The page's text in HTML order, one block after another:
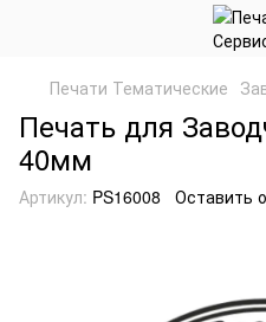
Печати Тематические
Печать для
40мм
Артикул: PS16008 Оставить